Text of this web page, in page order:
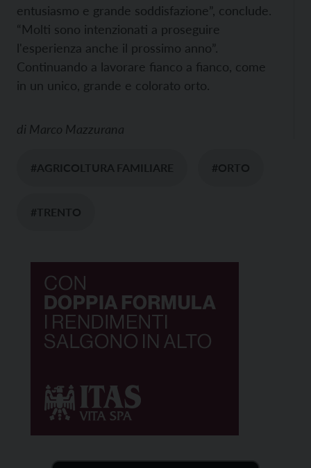
entusiasmo e grande soddisfazione”, conclude.
“Molti sono intenzionati a proseguire
l'esperienza anche il prossimo anno”.
Continuando a lavorare fianco a fianco, come
in un unico, grande e colorato orto.
di Marco Mazzurana
#AGRICOLTURA FAMILIARE #ORTO
#TRENTO